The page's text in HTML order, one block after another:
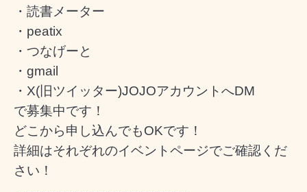
・読書メーター
・peatix
・つなげーと
・gmail
・X(旧ツイッター)JOJOアカウントへDM
で募集中です！
どこから申し込んでもOKです！
詳細はそれぞれのイベントページでご確認くだ
さい！